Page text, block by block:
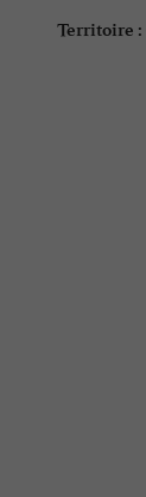
Territoire :